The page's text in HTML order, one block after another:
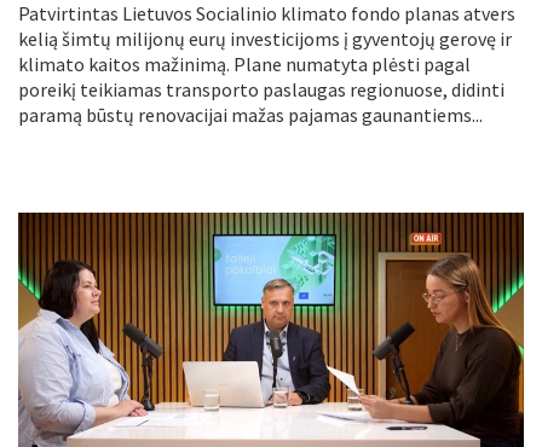
Patvirtintas Lietuvos Socialinio klimato fondo planas atvers
kelią šimtų milijonų eurų investicijoms į gyventojų gerovę ir
klimato kaitos mažinimą. Plane numatyta plėsti pagal
poreikį teikiamas transporto paslaugas regionuose, didinti
paramą būstų renovacijai mažas pajamas gaunantiems...